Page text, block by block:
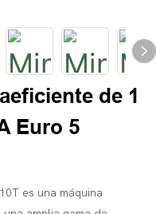
de 1
Euro 5
es una máquina